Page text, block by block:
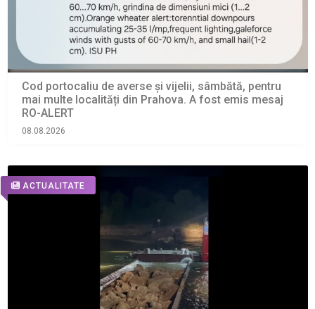
Cod portocaliu de averse și vijelii, sâmbătă, pentru
mai multe localități din Prahova. A fost emis mesaj
RO-ALERT
08.08.2026
ACTUALITATE